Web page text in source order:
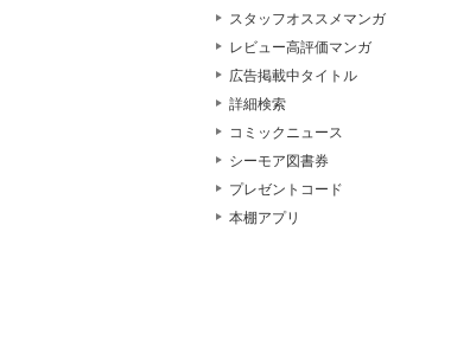
スタッフオススメマンガ
レビュー高評価マンガ
広告掲載中タイトル
詳細検索
コミックニュース
シーモア図書券
プレゼントコード
本棚アプリ